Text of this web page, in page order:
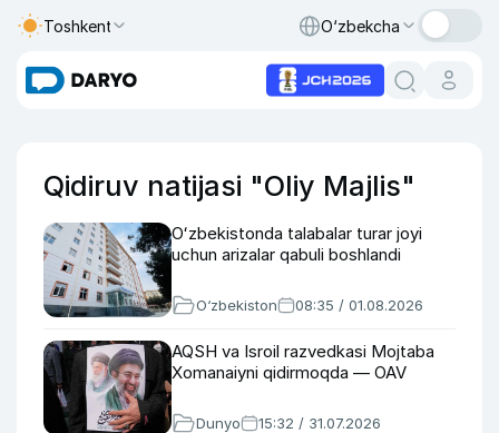
Toshkent O‘zbekcha
Qidiruv natijasi "Oliy Majlis"
Oʻzbekistonda talabalar turar joyi
uchun arizalar qabuli boshlandi
O‘zbekiston 08:35 / 01.08.2026
AQSH va Isroil razvedkasi Mojtaba
Xomanaiyni qidirmoqda — OAV
Dunyo 15:32 / 31.07.2026